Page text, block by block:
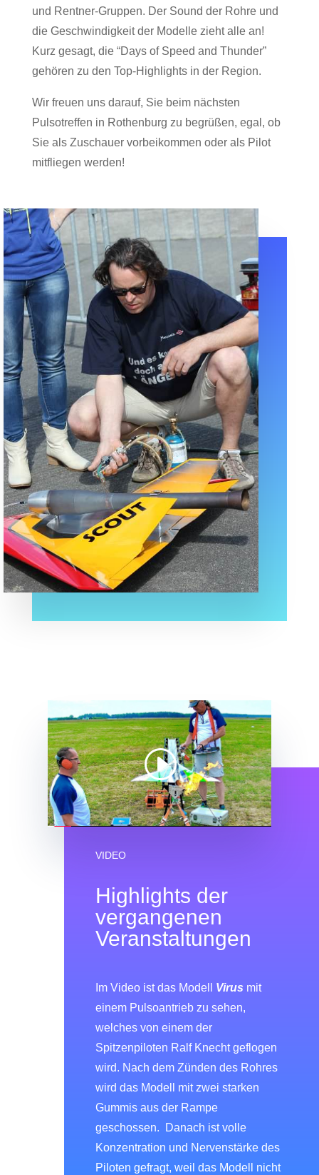
und Rentner-Gruppen. Der Sound der Rohre und
die Geschwindigkeit der Modelle zieht alle an!
Kurz gesagt, die “Days of Speed and Thunder”
gehören zu den Top-Highlights in der Region.
Wir freuen uns darauf, Sie beim nächsten
Pulsotreffen in Rothenburg zu begrüßen, egal, ob
Sie als Zuschauer vorbeikommen oder als Pilot
mitfliegen werden!
VIDEO
Highlights der
vergangenen
Veranstaltungen
Im Video ist das Modell Virus mit
einem Pulsoantrieb zu sehen,
welches von einem der
Spitzenpiloten Ralf Knecht geflogen
wird. Nach dem Zünden des Rohres
wird das Modell mit zwei starken
Gummis aus der Rampe
geschossen. Danach ist volle
Konzentration und Nervenstärke des
Piloten gefragt, weil das Modell nicht